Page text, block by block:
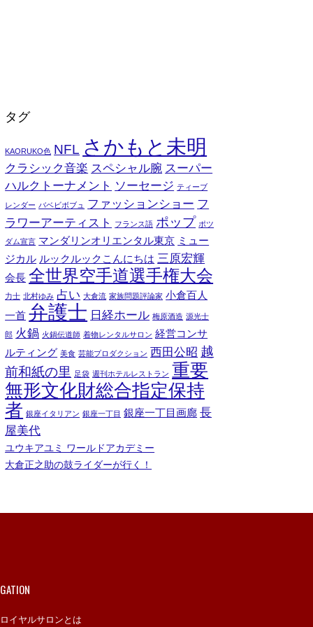
タグ
KAORUKO色 NFL さかもと未明
クラシック音楽 スペシャル腕 スーパー
ハルクトーナメント ソーセージ ティーブ
レンダー バベビボブュ ファッションショー フ
ラワーアーティスト
フランス語 ポップ ポツ
ダム宣言 マンダリンオリエンタル東京 ミュー
ジカル ルックルックこんにちは 三原宏輝
会長 全世界空手道選手権大会
力士 北村ゆみ 占い 大倉流 家族問題評論家 小倉百人
一首 弁護士 日経ホール 梅原酒造 源光士
郎 火鍋 火鍋伝道師 着物レンタルサロン 経営コンサ
ルティング 美食 芸能プロダクション 西田公昭 越
前和紙の里 足袋 週刊ホテルレストラン 重要
無形文化財総合指定保持
者 銀座イタリアン 銀座一丁目 銀座一丁目画廊 長
屋美代
ユウキアユミ ワールドアカデミー
大倉正之助の鼓ライダーが行く！
イヤルサロンとは